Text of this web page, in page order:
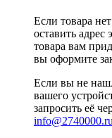
Если товара
оставить
товара вам
вы оформите
Если вы не
вашего
запросить её
info@2740000.ru